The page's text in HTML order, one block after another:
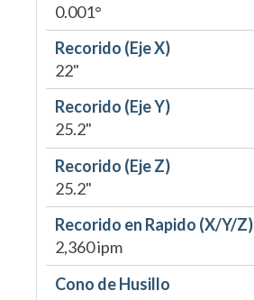
0.001°
Recorido (Eje X)
22"
Recorido (Eje Y)
25.2"
Recorido (Eje Z)
25.2"
Recorido en Rapido (X/Y/Z)
2,360 ipm
Cono de Husillo